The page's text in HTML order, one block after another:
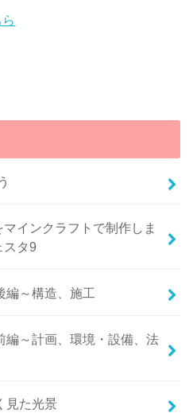
インクラフトで制作しま
スタ9
編～構造、施工
編～計画、環境・設備、法
見た光景